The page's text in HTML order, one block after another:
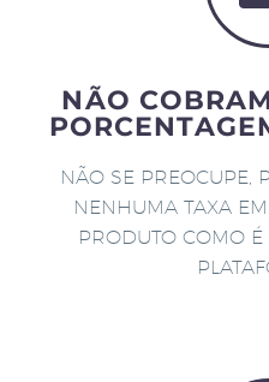
NÃO
NÃO SE PREOCUPE,
NENHUMA TAXA
PRODUTO COMO